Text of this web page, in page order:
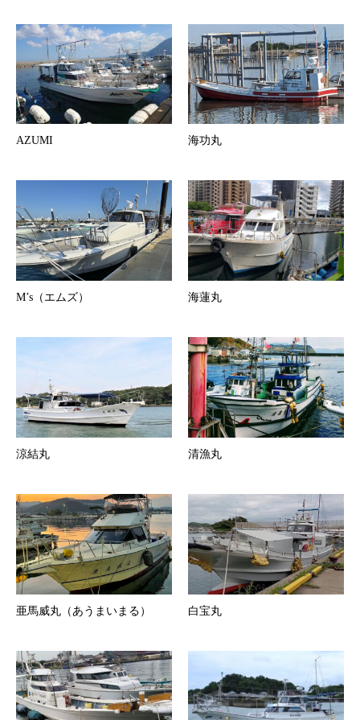
AZUMI 海功丸
M’s（エムズ） 海蓮丸
涼結丸 清漁丸
亜馬威丸（あうまいまる） 白宝丸